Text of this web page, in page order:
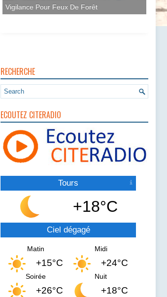
Vigilance Pour Feux De Forêt
RECHERCHE
ECOUTEZ CITERADIO
Tours
+18°C
Ciel dégagé
Matin
+15°C
Midi
+24°C
Soirée
+26°C
Nuit
+18°C